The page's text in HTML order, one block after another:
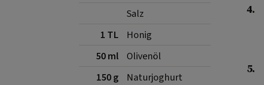
Salz
1 TL
Honig
50 ml
Olivenöl
150 g
Naturjoghurt